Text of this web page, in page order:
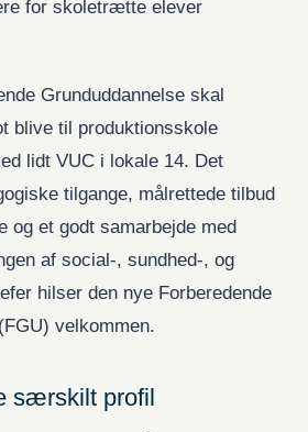
Grunduddannelse skal
blive til produktionsskole
lidt VUC i lokale 14. Det
tilgange, målrettede tilbud
og et godt samarbejde med
af social-, sundhed-, og
hilser den nye Forberedende
velkommen.
særskilt profil